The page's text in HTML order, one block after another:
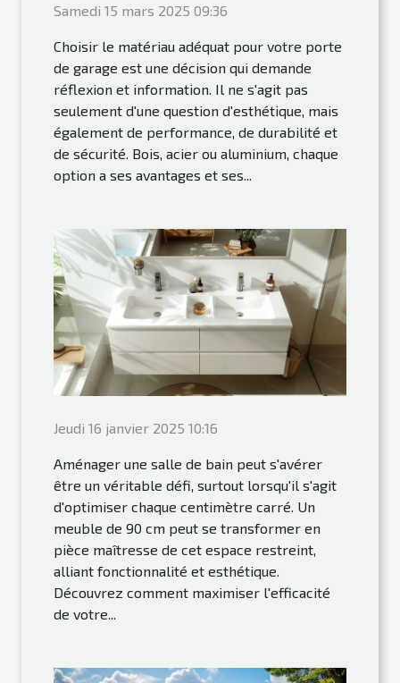
Samedi 15 mars 2025 09:36
Choisir le matériau adéquat pour votre porte
de garage est une décision qui demande
réflexion et information. Il ne s'agit pas
seulement d'une question d'esthétique, mais
également de performance, de durabilité et
de sécurité. Bois, acier ou aluminium, chaque
option a ses avantages et ses...
Jeudi 16 janvier 2025 10:16
Aménager une salle de bain peut s'avérer
être un véritable défi, surtout lorsqu'il s'agit
d'optimiser chaque centimètre carré. Un
meuble de 90 cm peut se transformer en
pièce maîtresse de cet espace restreint,
alliant fonctionnalité et esthétique.
Découvrez comment maximiser l'efficacité
de votre...